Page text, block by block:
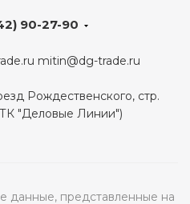
90-27-90
mitin@dg-trade.ru
Рождественского, стр.
"Деловые Линии")
данные, представленные на